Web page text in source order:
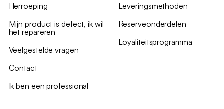
Herroeping
Mijn product is defect, ik wil
het repareren
Veelgestelde vragen
Contact
Ik ben een professional
Leveringsmethoden
Reserveonderdelen
Loyaliteitsprogramma